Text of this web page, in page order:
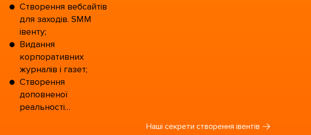
Створення вебсайтів
для заходів. SMM
івенту;
Видання
корпоративних
журналів і газет;
Створення
доповненої
реальності…
Наші секрети створення івентів